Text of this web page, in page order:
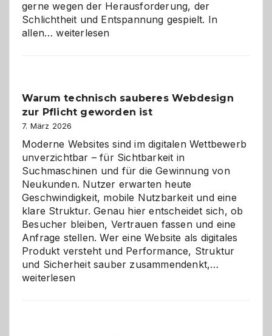
gerne wegen der Herausforderung, der
Schlichtheit und Entspannung gespielt. In
allen…Sudoku
den
Logikrätseln
weiterlesen
Warum technisch sauberes Webdesign
zur Pflicht geworden ist
7. März 2026
Moderne Websites sind im digitalen Wettbewerb
unverzichtbar – für Sichtbarkeit in
Suchmaschinen und für die Gewinnung von
Neukunden. Nutzer erwarten heute
Geschwindigkeit, mobile Nutzbarkeit und eine
klare Struktur. Genau hier entscheidet sich, ob
Besucher bleiben, Vertrauen fassen und eine
Anfrage stellen. Wer eine Website als digitales
Produkt versteht und Performance, Struktur
und Sicherheit sauber zusammendenkt,…
weiterlesen